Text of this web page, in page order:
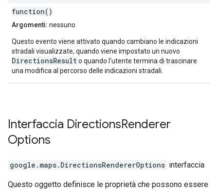
function()
Argomenti: nessuno
Questo evento viene attivato quando cambiano le indicazioni
stradali visualizzate, quando viene impostato un nuovo
DirectionsResulto quando l'utente termina di trascinare
una modifica al percorso delle indicazioni stradali.
Interfaccia DirectionsRenderer
Options
google.maps. DirectionsRendererOptions interfaccia
Questo oggetto definisce le proprietà che possono essere